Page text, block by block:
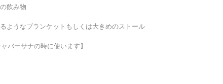
飲み物
ようなブランケットもしくは大きめのストール
バーサナの時に使います】